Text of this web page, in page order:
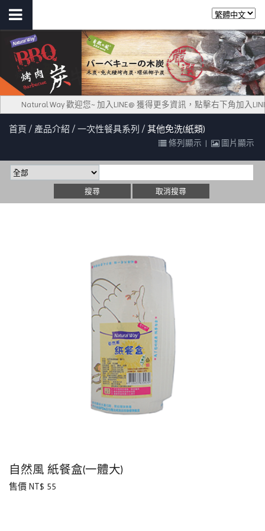
Natural Way 歡迎您~ 加入LINE@ 獲得更多資訊，點擊右下角加入
首頁 產品介紹 一次性餐具系列 其他免洗(紙類)
條列顯示 圖片顯示
自然風 紙餐盒(一體大)
售價 NT$ 55